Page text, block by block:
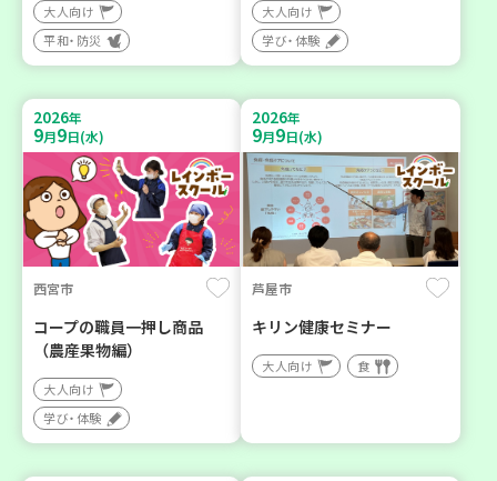
大人向け
平和・防災
大人向け
学び・体験
2026年
9月9日(水)
西宮市
コープの職員一押し商品
（農産果物編）
大人向け
学び・体験
2026年
9月9日(水)
芦屋市
キリン健康セミナー
大人向け 食